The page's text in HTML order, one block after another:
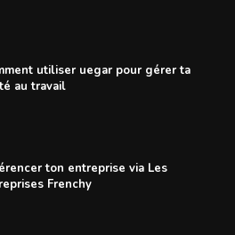
utiliser uegar pour gérer ta
au travail
ton entreprise via Les
Frenchy